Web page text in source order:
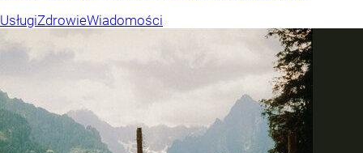
UsługiZdrowieWiadomości